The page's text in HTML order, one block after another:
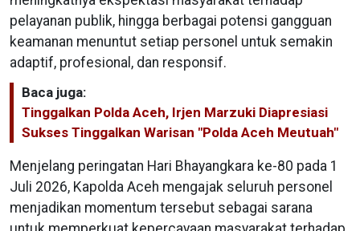
pelayanan publik, hingga berbagai potensi gangguan
keamanan menuntut setiap personel untuk semakin
adaptif, profesional, dan responsif.
Baca juga:
Tinggalkan Polda Aceh, Irjen Marzuki Diapresiasi
Sukses Tinggalkan Warisan "Polda Aceh Meutuah"
Menjelang peringatan Hari Bhayangkara ke-80 pada 1
Juli 2026, Kapolda Aceh mengajak seluruh personel
menjadikan momentum tersebut sebagai sarana